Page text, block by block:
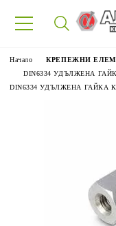
Начало КРЕПЕЖНИ
DIN6334 УДЪЛЖЕНА
DIN6334 УДЪЛЖЕНА ГАЙКА